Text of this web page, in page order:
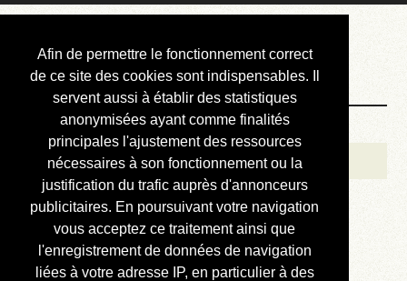
Afin de permettre le fonctionnement correct
de ce site des cookies sont indispensables. Il
servent aussi à établir des statistiques
anonymisées ayant comme finalités
principales l'ajustement des ressources
nécessaires à son fonctionnement ou la
justification du trafic auprès d'annonceurs
publicitaires. En poursuivant votre navigation
vous acceptez ce traitement ainsi que
l'enregistrement de données de navigation
liées à votre adresse IP, en particulier à des
Courbis, « LE »
Blog Officiel
Bienvenue
Réalisations
Divers (et d’été)
Annonces
Liens externes